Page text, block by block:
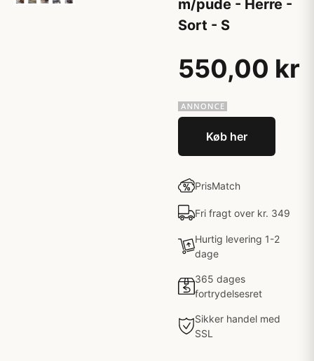
m/pude - Herre -
Sort - S
550,00 kr
Køb her
PrisMatch
Fri fragt over kr. 349
Hurtig levering 1-2
dage
365 dages
fortrydelsesret
Sikker handel med
SSL